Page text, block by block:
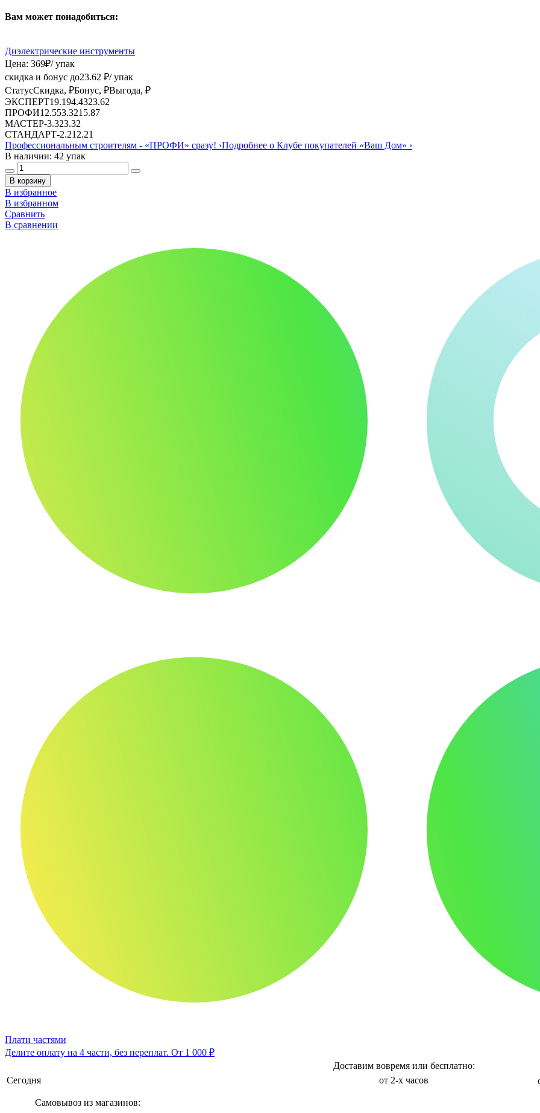
Вам может понадобиться:
Диэлектрические инструменты
Цена: 369₽/ упак
скидка и бонус до23.62 ₽/ упак
СтатусСкидка, ₽Бонус, ₽Выгода, ₽
ЭКСПЕРТ19.194.4323.62
ПРОФИ12.553.3215.87
МАСТЕР-3.323.32
СТАНДАРТ-2.21 2.21
Профессиональным строителям - «ПРОФИ» сразу! ›Подробнее о Клубе покупателей «Ваш Дом» ›
В наличии: 42 упак
В корзину
В избранное
В избранном
Сравнить
В сравнении
Плати частями
Делите оплату на 4 части, без переплат. От 1 000 ₽
Доставим вовремя или бесплатно:
Сегодня
от 2-х часов
Самовывоз из магазинов: